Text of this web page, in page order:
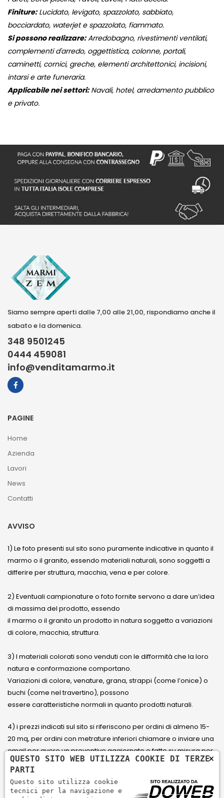
Finiture:Lucidato, levigato, spazzolato, sabbiato,
bocciardato, waterjet e spazzolato, fiammato.
Si possono realizzare:Arredobagno, rivestimenti ventilati,
complementi d'arredo, oggettistica, colonne, portali,
caminetti, cornici, greche, elementi architettonici, incisioni,
intarsi e arte funeraria.
Applicabile nei settori:Navali, hotel, arredamento pubblico
e privato.
Siamo sempre aperti dalle 7,00 alle 21,00, rispondiamo anche il
sabato e la domenica.
348 9501245
0444 459081
info@venditamarmo.it
PAGINE
Home
Azienda
Lavori
News
Contatti
AVVISO
1) Le foto presenti sul sito sono puramente indicative in quanto il
marmo o il granito, essendo materiali naturali, sono soggetti a
differire per struttura, macchia, vena e per colore.
2) Eventuali campionature o foto fornite servono a dare un’idea
di massima del prodotto, essendo
il marmo o il granito un prodotto in natura soggetto a variazioni
di colore, macchia, struttura.
3) I materiali colorati sono venduti con le difformità che la loro
natura e conformazione comportano.
Variazioni di colore, venature, grana, strappi (come l’onice) o
buchi (come nel travertino), possono
essere caratteristiche normali in quanto prodotti naturali.
4) i prezzi indicati sul sito si riferiscono per ordini di almeno 15-
20 mq, per ordini con metrature inferiori chiamare o inviare una
email per avere un preventivo aggiornato e fatto su misura per
il cliente.
5) Paga con Carta di credito Visa, Visa Electron, Maestro,
×
QUESTO SITO WEB UTILIZZA COOKIE DI TERZE
PARTI
Questo sito utilizza cookie
tecnici per la navigazione e